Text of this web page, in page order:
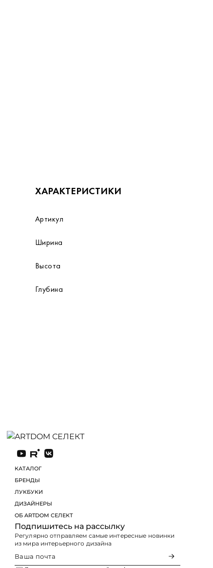
ХАРАКТЕРИСТИКИ
Артикул
Ширина
Высота
Глубина
КАТАЛОГ
БРЕНДЫ
ЛУКБУКИ
ДИЗАЙНЕРЫ
ОБ ARTDOM СЕЛЕКТ
Подпишитесь на рассылку
Регулярно отправляем самые интересные новинки
из мира интерьерного дизайна